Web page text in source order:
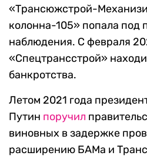
«Трансюжстрой-
колонна-105» попала под
наблюдения. С февраля
«Спецтрансстрой»
банкротства.
Летом 2021 года
Путин поручил
виновных в задержке
расширению БАМа и